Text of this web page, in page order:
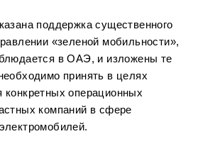
поддержка существенного
«зеленой мобильности»,
в ОАЭ, и изложены те
принять в целях
конкретных операционных
компаний в сфере